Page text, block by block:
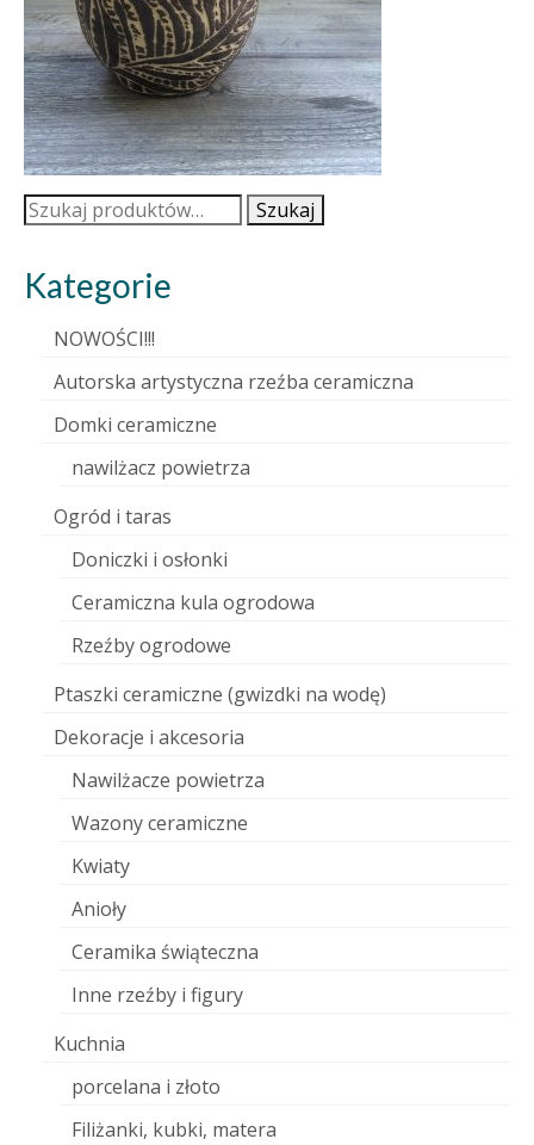
Szukaj: Szukaj
Kategorie
NOWOŚCI!!!
Autorska artystyczna rzeźba ceramiczna
Domki ceramiczne
nawilżacz powietrza
Ogród i taras
Doniczki i osłonki
Ceramiczna kula ogrodowa
Rzeźby ogrodowe
Ptaszki ceramiczne (gwizdki na wodę)
Dekoracje i akcesoria
Nawilżacze powietrza
Wazony ceramiczne
Kwiaty
Anioły
Ceramika świąteczna
Inne rzeźby i figury
Kuchnia
porcelana i złoto
Filiżanki, kubki, matera